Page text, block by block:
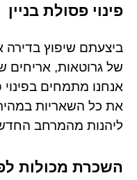
פינוי פסולת בניין
ביצעתם שיפוץ בדירה
של גרוטאות, אריחים
אנחנו מתמחים בפינוי
את כל השאריות
ליהנות מהמרחב
השכרת מכולות